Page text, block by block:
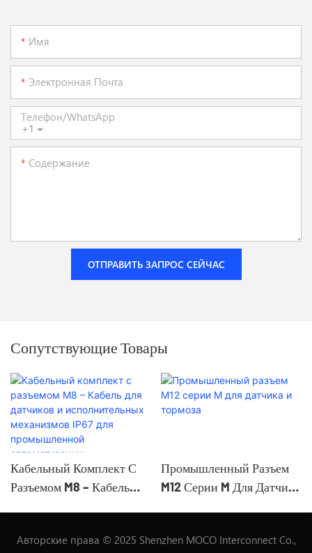
Имя
Электронная Почта
+1
Телефон/WhatsApp
Содержание
ОТПРАВИТЬ ЗАПРОС СЕЙЧАС
Сопутствующие Товары
Кабельный Комплект С
Разъемом M8 – Кабель
Механизмов IP67 Для
Промышленный Разъем
M12 Серии M Для Датчика
Авторские права © 2025 Shenzhen MOCO Interconnect Co.,